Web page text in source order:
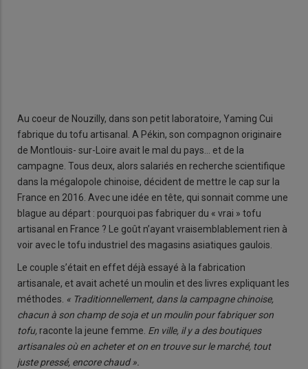
Au coeur de Nouzilly, dans son petit laboratoire, Yaming Cui
fabrique du tofu artisanal. A Pékin, son compagnon originaire
de Montlouis- sur-Loire avait le mal du pays… et de la
campagne. Tous deux, alors salariés en recherche scientifique
dans la mégalopole chinoise, décident de mettre le cap sur la
France en 2016. Avec une idée en tête, qui sonnait comme une
blague au départ : pourquoi pas fabriquer du « vrai » tofu
artisanal en France ? Le goût n’ayant vraisemblablement rien à
voir avec le tofu industriel des magasins asiatiques gaulois.
Le couple s’était en effet déjà essayé à la fabrication
artisanale, et avait acheté un moulin et des livres expliquant les
méthodes. « Traditionnellement, dans la campagne chinoise,
chacun à son champ de soja et un moulin pour fabriquer son
tofu, raconte la jeune femme. En ville, il y a des boutiques
artisanales où en acheter et on en trouve sur le marché, tout
juste pressé, encore chaud ».